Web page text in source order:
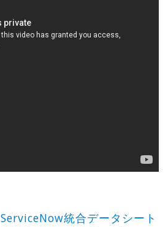
ServiceNow統合データシート